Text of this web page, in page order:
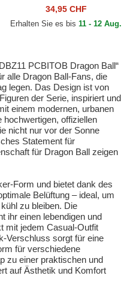
Goku Dragon Ball von
Capslab
34,95 CHF
Erhalten Sie es bis 11 - 12 Aug.
PCBITOB Dragon Ball“
alle Dragon Ball-Fans, die
legen. Das Design ist von
der Serie, inspiriert und
einem modernen, urbanen
hochwertigen, offiziellen
nicht nur vor der Sonne
Statement für
für Dragon Ball zeigen
Form und bietet dank des
Belüftung – ideal, um
zu bleiben. Die
ihr einen lebendigen und
mit jedem Casual-Outfit
Verschluss sorgt für eine
für verschiedene
zu einer praktischen und
auf Ästhetik und Komfort